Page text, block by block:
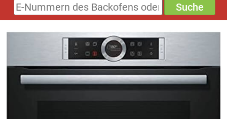
E-
Nummern
Sonderzeichen)
Suche